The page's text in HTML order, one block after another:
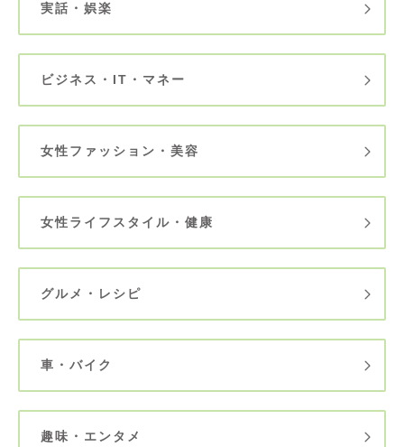
実話・娯楽
ビジネス・IT・マネー
女性ファッション・美容
女性ライフスタイル・健康
グルメ・レシピ
車・バイク
趣味・エンタメ